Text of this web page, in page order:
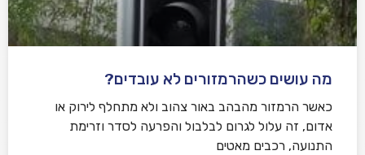
מה עושים כשהרמזורים לא עובדים?
כאשר הרמזור מהבהב באור צהוב ולא מתחלף לירוק או
אדום, זה עלול לגרום לבלבול והפרעה לסדר וזרימת
התנועה, רכבים מאטים